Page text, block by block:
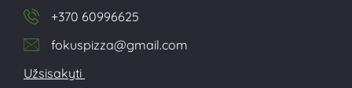
+370 60996625
fokuspizza@gmail.com
Užsisakyti